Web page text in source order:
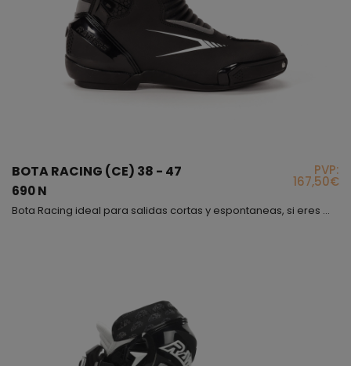
BOTA RACING (CE) 38 - 47
690 N
PVP:
167,50€
Bota Racing ideal para salidas cortas y espontaneas, si eres más atrevido y siempre tienes prisa, también puedes contar con este modelo, es el modelo de bota Racing más básico de nuestra gama, sin embargo, es uno de los más elegantes debido a la combinación de color que lleva, es una bota con mucha flexibilidad y muy blanda, lleva incorporadas deslizaderas que puedes ir cambiando si tienes tendencia a rozarlas; Sin más! Bota cómoda, bonita, segura y fácil de llevar....